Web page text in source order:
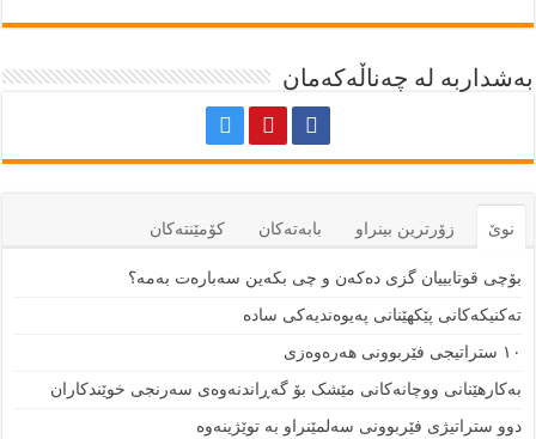
بەشداربە لە چەناڵەکەمان
نوێ زۆرترين بينراو بابەتەكان كۆمێنتەكان
بۆچی قوتابییان گزی دەکەن و چی بکەین سەبارەت بەمە؟
تەکنیکەکانی پێکهێنانی پەیوەندیەکی سادە
١٠ ستراتیجی فێربوونی هەرەوەزی
بەکارهێنانی ووچانەکانی مێشک بۆ گەڕاندنەوەی سەرنجی خوێندکاران
دوو ستراتیژی فێربوونی سەلمێنراو بە توێژینەوە